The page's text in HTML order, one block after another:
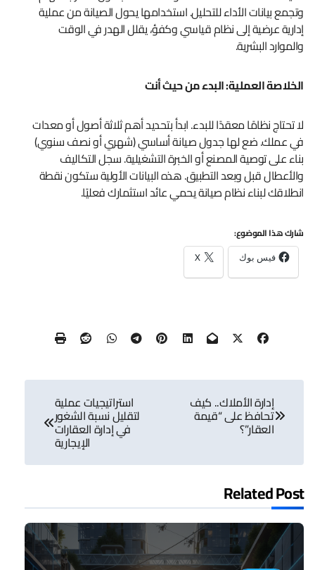
وتجمع بيانات الأداء للتحليل. استخدامها يحول الصيانة من عملية
إدارية عرضية إلى نظام قياسي وكفؤ، يقلل الهدر في الوقت
والموارد البشرية.
الخلاصة العملية: البدء من حيث أنت
لا تحتاج نظامًا معقدًا للبدء. ابدأ بتحديد أهم ثلاثة أصول أو معدات
في عملك. ضع لها جدول صيانة أساسي (شهري أو نصف سنوي)
بناء على توصية المصنع أو الخبرة التشغيلية. سجل التكاليف
والأعطال قبل وبعد التطبيق. هذه البيانات الأولية ستكون نقطة
انطلاقك لبناء نظام صيانة يحمي عائد استثمارك فعليًا.
شارك هذا الموضوع:
فيس بوك X
تصفّح
المقالات
إدارة الأملاك.. كيف
تحافظ على “قيمة
العقار”؟
استراتيجيات عملية
لتقليل نسبة الشغور
في إدارة العقارات
الإيجارية
Related Post